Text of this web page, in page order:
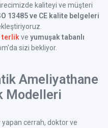
kaliteyi ve müşteri
13485 ve CE kalite belgeleri
terlik ve yumuşak tabanlı
sizi bekliyor.
Ameliyathane
Modelleri
cerrah, doktor ve